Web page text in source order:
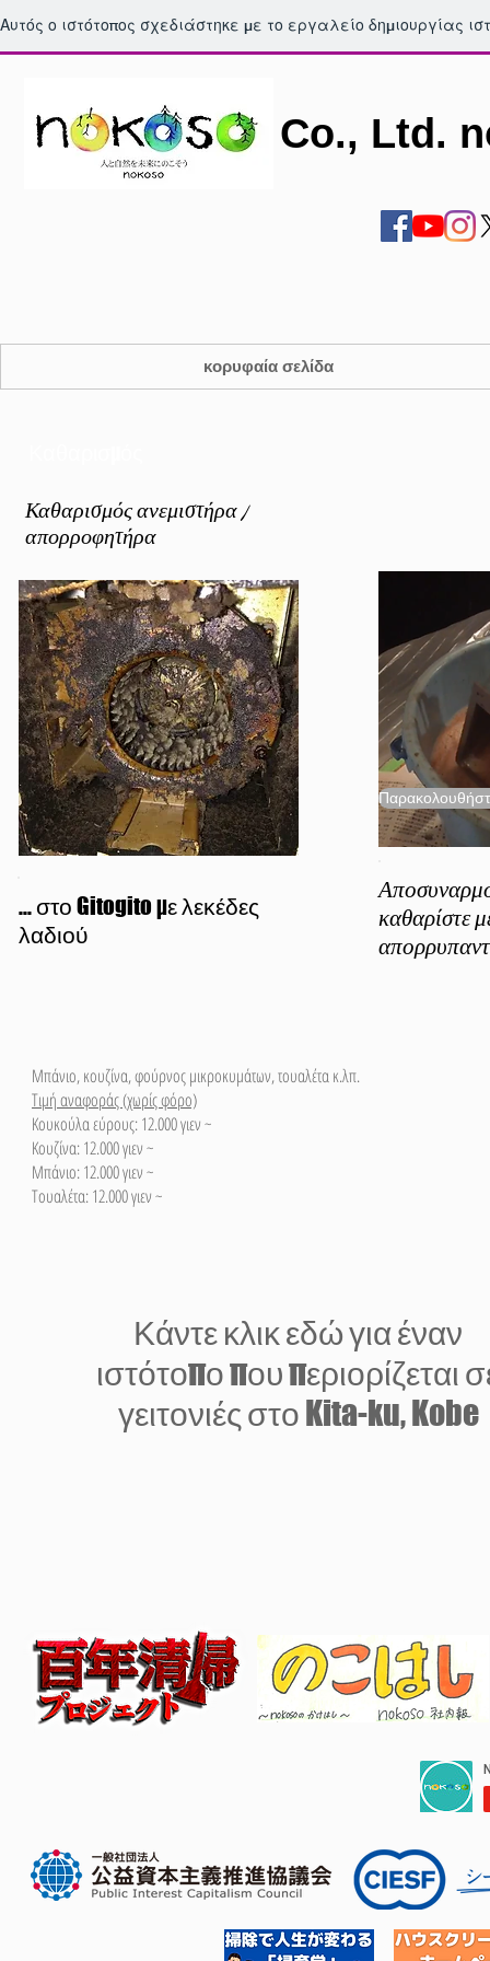
Αυτός ο ιστότοπος σχεδιάστηκε με το εργαλείο δημιουργίας
Co., Ltd.
κορυφαία σελίδα
Καθαρισμός ανεμιστήρα /
απορροφητήρα
... στο Gitogito με λεκέδες
λαδιού
καθαρίστε
Μπάνιο, κουζίνα, φούρνος μικροκυμάτων, τουαλέτα κ.λπ.
Τιμή αναφοράς (χωρίς φόρο)
Κουκούλα εύρους: 12.000 γιεν ~
Κουζίνα: 12.000 γιεν ~
Μπάνιο: 12.000 γιεν ~
Τουαλέτα: 12.000 γιεν ~
​Κάντε κλικ εδώ για έναν
ιστότοπο που περιορίζεται
γειτονιές στο Kita-ku, Kobe